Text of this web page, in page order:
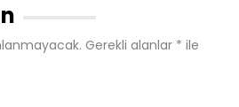
Gerekli alanlar * ile